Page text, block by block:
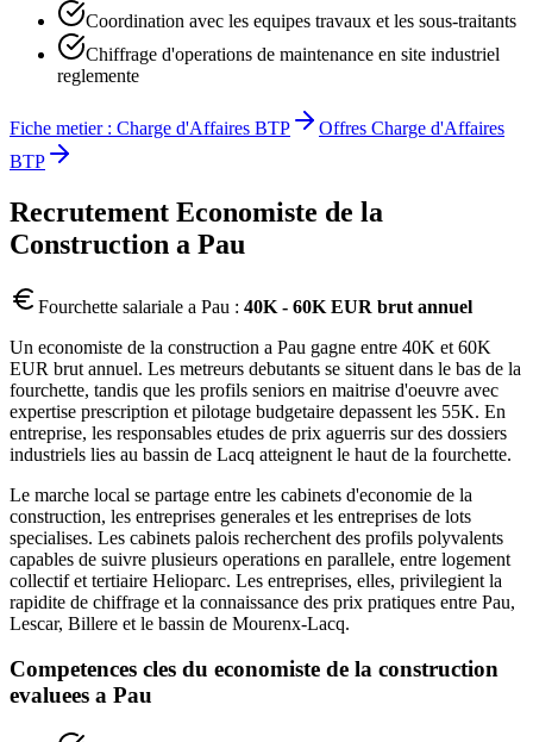
Coordination avec les equipes travaux et les sous-traitants
Chiffrage d'operations de maintenance en site industriel
reglemente
Fiche metier : Charge d'Affaires BTP Offres Charge d'Affaires
BTP
Recrutement Economiste de la
Construction a Pau
Fourchette salariale a Pau : 40K - 60K EUR brut annuel
Un economiste de la construction a Pau gagne entre 40K et 60K
EUR brut annuel. Les metreurs debutants se situent dans le bas de la
fourchette, tandis que les profils seniors en maitrise d'oeuvre avec
expertise prescription et pilotage budgetaire depassent les 55K. En
entreprise, les responsables etudes de prix aguerris sur des dossiers
industriels lies au bassin de Lacq atteignent le haut de la fourchette.
Le marche local se partage entre les cabinets d'economie de la
construction, les entreprises generales et les entreprises de lots
specialises. Les cabinets palois recherchent des profils polyvalents
capables de suivre plusieurs operations en parallele, entre logement
collectif et tertiaire Helioparc. Les entreprises, elles, privilegient la
rapidite de chiffrage et la connaissance des prix pratiques entre Pau,
Lescar, Billere et le bassin de Mourenx-Lacq.
Competences cles du economiste de la construction
evaluees a Pau